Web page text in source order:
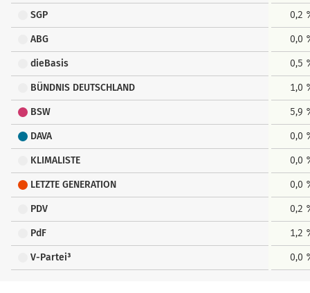
SGP 0,2
ABG 0,0
dieBasis 0,5
BÜNDNIS DEUTSCHLAND 1,0
BSW 5,9
DAVA 0,0
KLIMALISTE 0,0
LETZTE GENERATION 0,0
PDV 0,2
PdF 1,2
V-Partei³ 0,0